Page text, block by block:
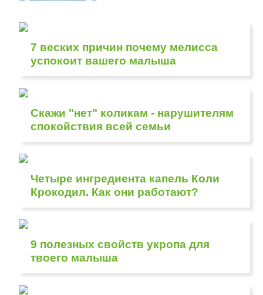
7 веских причин почему мелисса
успокоит вашего малыша
Скажи "нет" коликам - нарушителям
спокойствия всей семьи
Четыре ингредиента капель Коли
Крокодил. Как они работают?
9 полезных свойств укропа для
твоего малыша